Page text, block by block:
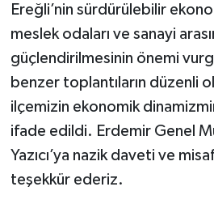
Ereğli’nin sürdürülebilir
meslek odaları ve sanayi
güçlendirilmesinin önemi
benzer toplantıların düzenli
ilçemizin ekonomik
ifade edildi. Erdemir Genel
Yazıcı’ya nazik daveti ve
teşekkür ederiz.